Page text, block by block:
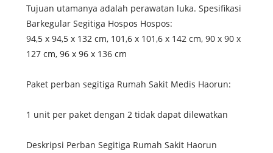
Tujuan utamanya adalah perawatan luka. Spesifikasi
Barkegular Segitiga Hospos Hospos:
94,5 x 94,5 x 132 cm, 101,6 x 101,6 x 142 cm, 90 x 90 x
127 cm, 96 x 96 x 136 cm
Paket perban segitiga Rumah Sakit Medis Haorun:
1 unit per paket dengan 2 tidak dapat dilewatkan
Deskripsi Perban Segitiga Rumah Sakit Haorun